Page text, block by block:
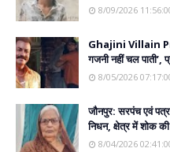
8/09/2026
Ghajini Villain
गजनी नहीं चल पाती’,
8/05/2026
जौनपुर: सरपंच एवं
निधन, क्षेत्र में शोक
8/04/2026